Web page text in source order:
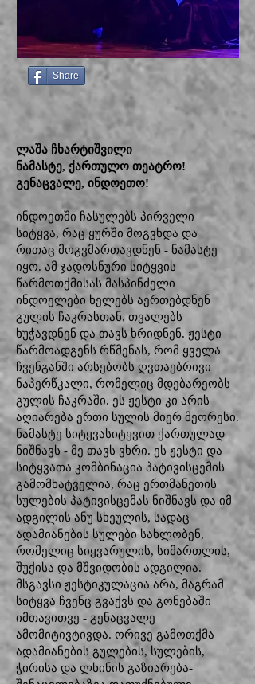
Share
ლაშა ჩხარტიშვილი
ნამასტე, ქართულო თეატრო!
გენაცვალე, ინდოეთო!
ინდოეთში ჩასულებს პირველი
სიტყვა, რაც ყურში მოგვხდა და
რითაც მოგვმართავდნენ - ნამასტე
იყო. ამ ჯადოსნური სიტყვის
წარმოთქმისას მასპინძელი
ინდოელები ხელებს აერთებდნენ
გულის ჩაკრასთან, თვალებს
ხუჭავდნენ და თავს ხრიდნენ. ჟესტი
წარმოადგენს რწმენას, რომ ყველა
ჩვენგანში არსებობს ღვთაებრივი
ნაპერწკალი, რომელიც მდებარეობს
გულის ჩაკრაში. ეს ჟესტი კი არის
აღიარება ერთი სულის მიერ მეორესი.
ნამასტე სიტყვასიტყვით ქართულად
ნიშნავს - მე თავს ვხრი. ეს ჟესტი და
სიტყვათა კომბინაცია პატივისცემის
გამომხატველია, რაც ერთმანეთის
სულების პატივისცემას ნიშნავს და იმ
ადგილის ანუ სხეულის, სადაც
ადამიანების სულები სახლობენ,
რომელიც სიყვარულის, სიმართლის,
შუქისა და მშვიდობის ადგილია.
მსგავსი ჟესტიკულაცია არა, მაგრამ
სიტყვა ჩვენც გვაქვს და გონებაში
იმთავითვე - გენაცვალე
ამომიტივტივდა. ორივე გამოთქმა
ადამიანების გულების, სულების,
ჭირისა და ლხინის გაზიარება-